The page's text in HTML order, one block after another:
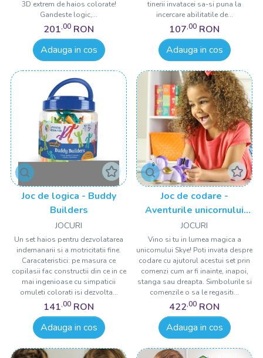
3D extrem de haios colorate!
Gandeste logic,...
201,00 RON
Adauga in cos
tinerii invatacei sa-si puna la
incercare abilitatile de...
107,00 RON
Adauga in cos
Joc de logica - Buddy
Builders
JOCURI
Un set haios pentru dezvolatarea
indemanarii si a motricitatii fine.
Caracateristici: pe masura ce
copilasii fac constructii din ce in ce
mai ingenioase cu simpaticii
omuleti colorati isi dezvolta...
141,00 RON
Adauga in cos
Joc de codare -
Aventurile unicornului
Skye
JOCURI
Vino si tu in lumea magica a
unicornului Skye! Poti invata despre
codare cu ajutorul acestui set prin
comenzi cum ar fi inainte, inapoi,
stanga sau dreapta. Simbolurile si
comenzile o sa le regasiti...
422,00 RON
Adauga in cos